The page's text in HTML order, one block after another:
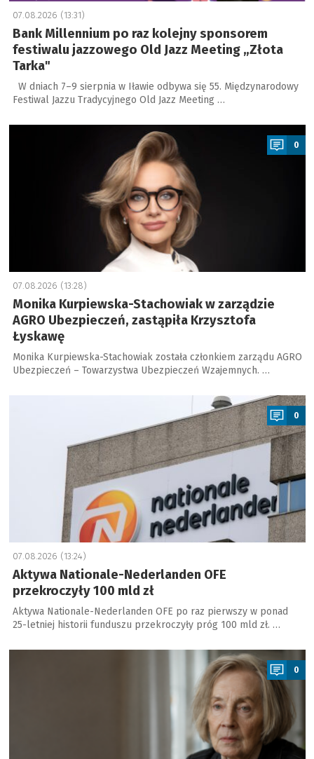
07.08.2026 (13:31)
Bank Millennium po raz kolejny sponsorem
festiwalu jazzowego Old Jazz Meeting „Złota
Tarka"
W dniach 7–9 sierpnia w Iławie odbywa się 55. Międzynarodowy
Festiwal Jazzu Tradycyjnego Old Jazz Meeting …
a
0
07.08.2026 (13:28)
Monika Kurpiewska-Stachowiak w zarządzie
AGRO Ubezpieczeń, zastąpiła Krzysztofa
Łyskawę
Monika Kurpiewska-Stachowiak została członkiem zarządu AGRO
Ubezpieczeń – Towarzystwa Ubezpieczeń Wzajemnych. …
0
07.08.2026 (13:24)
Aktywa Nationale-Nederlanden OFE
przekroczyły 100 mld zł
Aktywa Nationale-Nederlanden OFE po raz pierwszy w ponad
25-letniej historii funduszu przekroczyły próg 100 mld zł. …
a
0